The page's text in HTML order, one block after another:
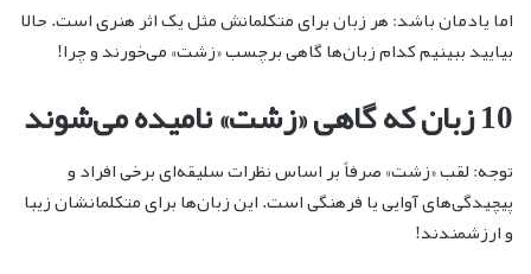
اما یادمان باشد: هر زبان برای متکلمانش مثل یک اثر هنری است. حالا
بیایید ببینیم کدام زبان‌ها گاهی برچسب «زشت» می‌خورند و چرا!
10 زبان که گاهی «زشت» نامیده می‌شوند
توجه: لقب «زشت» صرفاً بر اساس نظرات سلیقه‌ای برخی افراد و
پیچیدگی‌های آوایی یا فرهنگی است. این زبان‌ها برای متکلمانشان زیبا
و ارزشمندند!